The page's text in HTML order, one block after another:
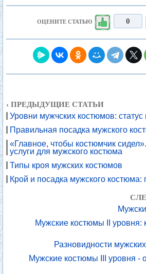
ОЦЕНИТЕ СТАТЬЮ 0
‹ ПРЕДЫДУЩИЕ СТАТЬИ
Уровни мужчских костюмов: статус
Правильная посадка мужского
«Главное, чтобы костюмчик
услуги для мужского костюма
Типы кроя мужских костюмов
Крой и посадка мужского костюма:
Мужские костюмы II уровня:
Разновидности
Мужские костюмы III уровня -